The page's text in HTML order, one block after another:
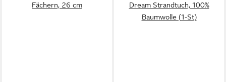
Fächern, 26 cm
Dream Strandtuch, 100%
Baumwolle (1-St)